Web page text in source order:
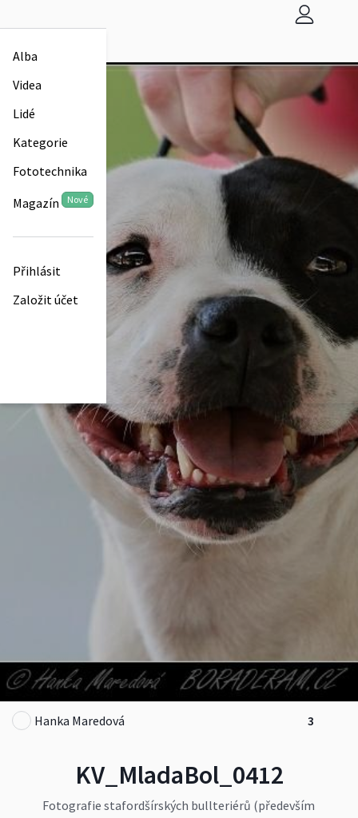
Alba
Videa
Lidé
Kategorie
Fototechnika
Magazín Nové
Přihlásit
Založit účet
KV_MladaBol_0412
Fotografie stafordšírských bullteriérů (především
Hanka Maredová 3